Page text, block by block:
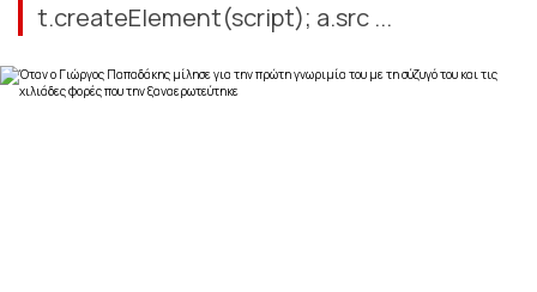
t.createElement(script); a.src ...